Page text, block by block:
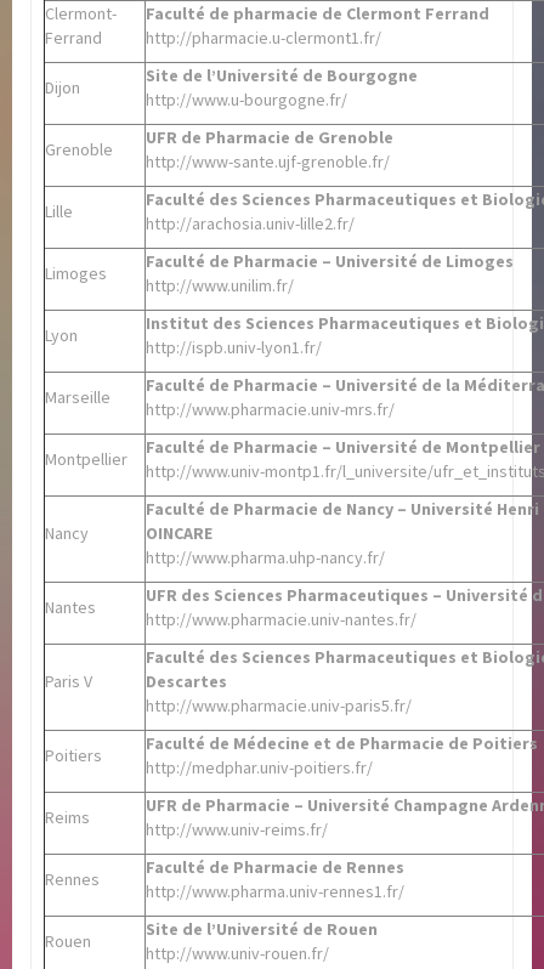
Clermont-
Ferrand
Faculté de pharmacie de Clermont Ferrand
http://pharmacie.u-clermont1.fr/
Dijon
Site de l’Université de Bourgogne
http://www.u-bourgogne.fr/
Grenoble
UFR de Pharmacie de Grenoble
http://www-sante.ujf-grenoble.fr/
Lille
Faculté des Sciences Pharmaceutiques et
http://arachosia.univ-lille2.fr/
Limoges
Faculté de Pharmacie – Université de Limoges
http://www.unilim.fr/
Lyon
Institut des Sciences Pharmaceutiques et
http://ispb.univ-lyon1.fr/
Marseille
Faculté de Pharmacie – Université de la
http://www.pharmacie.univ-mrs.fr/
Montpellier
Faculté de Pharmacie – Université de Montpellier
http://www.univ-montp1.fr/l_universite/
Nancy
Faculté de Pharmacie de Nancy – Université Henri
OINCARE
http://www.pharma.uhp-nancy.fr/
Nantes
UFR des Sciences Pharmaceutiques – Université
http://www.pharmacie.univ-nantes.fr/
Paris V
Faculté des Sciences Pharmaceutiques et
Descartes
http://www.pharmacie.univ-paris5.fr/
Poitiers
Faculté de Médecine et de Pharmacie de Poitiers
http://medphar.univ-poitiers.fr/
Reims
UFR de Pharmacie – Université Champagne
http://www.univ-reims.fr/
Rennes
Faculté de Pharmacie de Rennes
http://www.pharma.univ-rennes1.fr/
Rouen
Site de l’Université de Rouen
http://www.univ-rouen.fr/